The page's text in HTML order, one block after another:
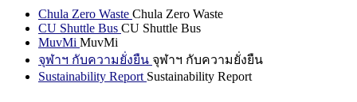
Chula Zero Waste Chula Zero Waste
CU Shuttle Bus CU Shuttle Bus
MuvMi MuvMi
จุฬาฯ กับความยั่งยืน จุฬาฯ กับความยั่งยืน
Sustainability Report Sustainability Report